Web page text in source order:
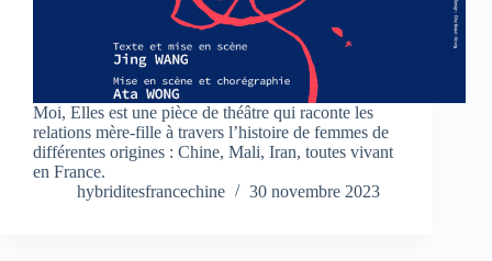
Moi, Elles est une pièce de théâtre qui raconte les
relations mère-fille à travers l’histoire de femmes de
différentes origines : Chine, Mali, Iran, toutes vivant
en France.
hybriditesfrancechine
30 novembre 2023